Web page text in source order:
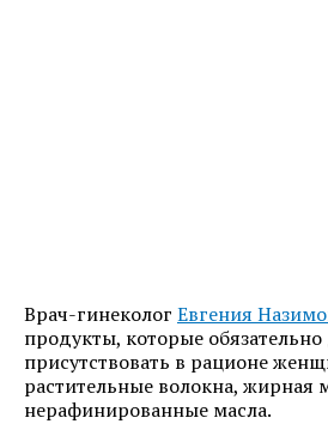
Врач-гинеколог Евгения
продукты, которые
присутствовать в рационе
растительные волокна, жирная
нерафинированные масла.